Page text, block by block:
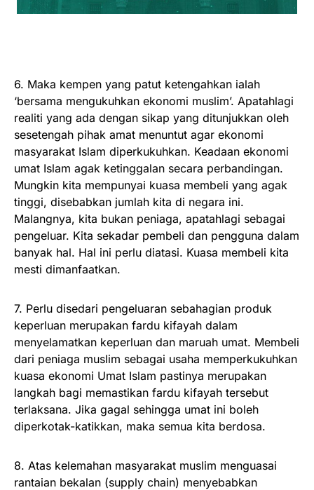
6. Maka kempen yang patut ketengahkan ialah
‘bersama mengukuhkan ekonomi muslim’. Apatahlagi
realiti yang ada dengan sikap yang ditunjukkan oleh
sesetengah pihak amat menuntut agar ekonomi
masyarakat Islam diperkukuhkan. Keadaan ekonomi
umat Islam agak ketinggalan secara perbandingan.
Mungkin kita mempunyai kuasa membeli yang agak
tinggi, disebabkan jumlah kita di negara ini.
Malangnya, kita bukan peniaga, apatahlagi sebagai
pengeluar. Kita sekadar pembeli dan pengguna dalam
banyak hal. Hal ini perlu diatasi. Kuasa membeli kita
mesti dimanfaatkan.
7. Perlu disedari pengeluaran sebahagian produk
keperluan merupakan fardu kifayah dalam
menyelamatkan keperluan dan maruah umat. Membeli
dari peniaga muslim sebagai usaha memperkukuhkan
kuasa ekonomi Umat Islam pastinya merupakan
langkah bagi memastikan fardu kifayah tersebut
terlaksana. Jika gagal sehingga umat ini boleh
diperkotak-katikkan, maka semua kita berdosa.
8. Atas kelemahan masyarakat muslim menguasai
rantaian bekalan (supply chain) menyebabkan